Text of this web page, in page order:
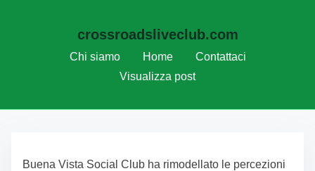
crossroadsliveclub.com
Chi siamo Home
Contattaci
Visualizza post
Buena Vista Social Club ha rimodellato le percezioni